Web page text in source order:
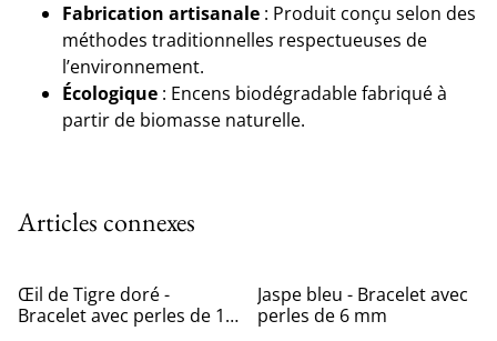
Fabrication artisanale : Produit conçu selon des
méthodes traditionnelles respectueuses de
l’environnement.
Écologique : Encens biodégradable fabriqué à
partir de biomasse naturelle.
Articles connexes
Œil de Tigre doré -
Bracelet avec perles de 10
Jaspe bleu - Bracelet avec
perles de 6 mm